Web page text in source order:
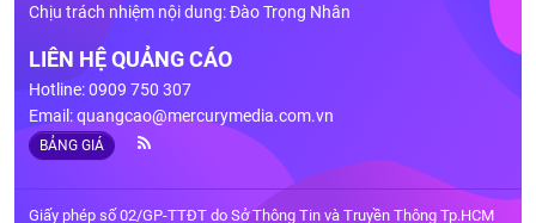
Chịu trách nhiệm nội dung: Đào Trọng Nhân
LIÊN HỆ QUẢNG CÁO
Hotline: 0909 750 307
Email:quangcao@mercurymedia.com.vn
BẢNG GIÁ
Giấy phép số 02/GP-TTĐT do Sở Thông Tin và Truyền Thông Tp.HCM